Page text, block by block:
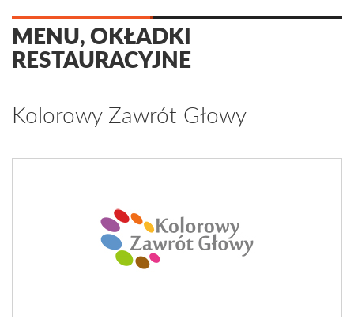
MENU, OKŁADKI
RESTAURACYJNE
Kolorowy Zawrót Głowy